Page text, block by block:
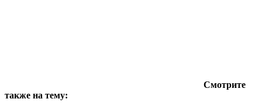
Смотрите
также на тему: